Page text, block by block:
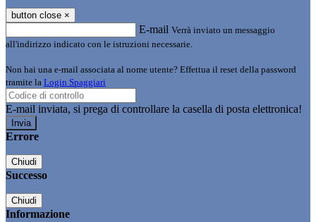
button close ×
E-mail Verrà inviato un messaggio
all'indirizzo indicato con le istruzioni necessarie.
Non hai una e-mail associata al nome utente? Effettua il reset della password
tramite la Login Spaggiari
E-mail inviata, si prega di controllare la casella di posta elettronica!
Errore
Chiudi
Successo
Chiudi
Informazione